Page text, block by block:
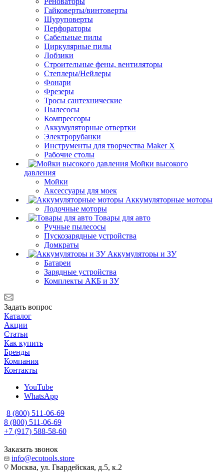
Гайковерты/винтоверты
Шуруповерты
Перфораторы
Сабельные пилы
Циркулярные пилы
Лобзики
Строительные фены, вентиляторы
Степлеры/Нейлеры
Фонари
Фрезеры
Тросы сантехнические
Пылесосы
Компрессоры
Аккумуляторные отвертки
Электрорубанки
Инструменты для творчества Maker X
Рабочие столы
Мойки высокого
давления
Мойки
Аксессуары для моек
Аккумуляторные моторы
Лодочные моторы
Товары для авто
Ручные пылесосы
Пускозарядные устройства
Домкраты
Аккумуляторы и ЗУ
Батареи
Зарядные устройства
Комплекты АКБ и ЗУ
Задать вопрос
Каталог
Акции
Статьи
Как купить
Бренды
Компания
Контакты
YouTube
WhatsApp
8 (800) 511-06-69
8 (800) 511-06-69
+7 (917) 588-58-60
Заказать звонок
info@ecotools.store
Москва, ул. Гвардейская, д.5, к.2